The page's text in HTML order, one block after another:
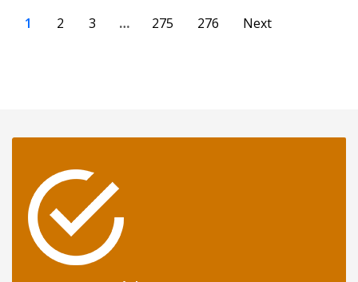
1 2 3 … 275 276 Next